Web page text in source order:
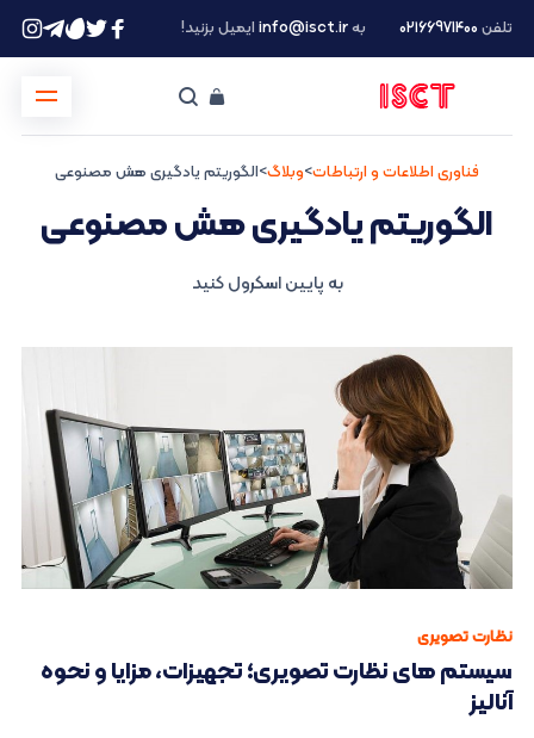
تلفن ۰۲۱66971400 بهinfo@isct.irایمیل بزنید!
فناوری اطلاعات و ارتباطات>وبلاگ>الگوریتم یادگیری هش مصنوعی
الگوریتم یادگیری هش مصنوعی
به پایین اسکرول کنید
نظارت تصویری
سیستم های نظارت تصویری؛ تجهیزات، مزایا و نحوه
آنالیز